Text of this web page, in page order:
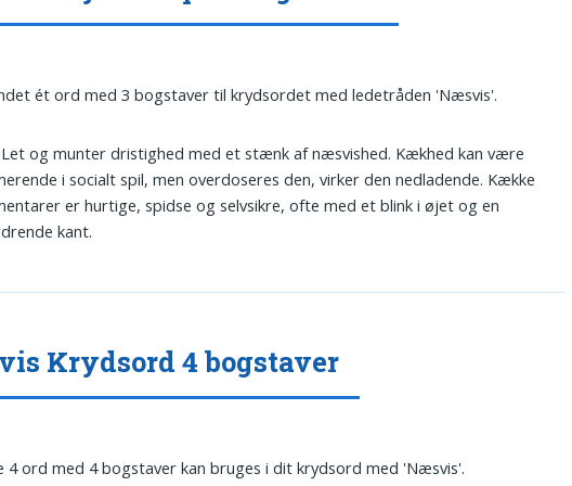
ét ord med 3 bogstaver til krydsordet med ledetråden 'Næsvis'.
og munter dristighed med et stænk af næsvished. Kækhed kan være
i socialt spil, men overdoseres den, virker den nedladende. Kække
er hurtige, spidse og selvsikre, ofte med et blink i øjet og en
kant.
Krydsord 4 bogstaver
4 ord med 4 bogstaver kan bruges i dit krydsord med 'Næsvis'.